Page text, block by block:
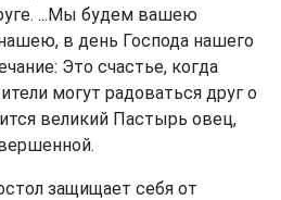
...Мы будем вашею
в день Господа нашего
Это счастье, когда
могут радоваться друг о
великий Пастырь овец,
защищает себя от